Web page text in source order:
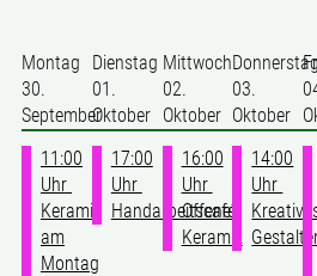
Montag
30.
September
11:00
Uhr
Keramik
am
Montag
Dienstag
01.
Oktober
17:00
Uhr
Handarbeitscafé
Mittwoch
02.
Oktober
16:00
Uhr
Offene
Keramik
03.
Oktober
14:00
Uhr